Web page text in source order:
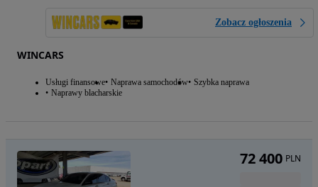
Zobacz ogłoszenia
WINCARS
Usługi finansowe Naprawa samochodów Szybka naprawa
Naprawy blacharskie
72 400 PLN